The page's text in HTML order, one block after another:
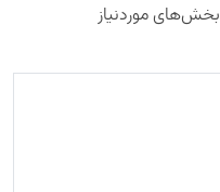
بخش‌های موردنیاز